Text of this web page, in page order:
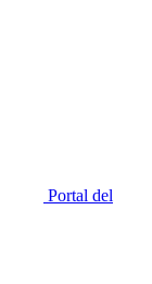
Portal del